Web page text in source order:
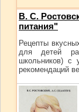
В. С.
питания"
Рецепты
для детей
школьников) с
рекомендаций